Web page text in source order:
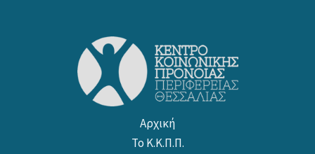
Αρχική
Το Κ.Κ.Π.Π.